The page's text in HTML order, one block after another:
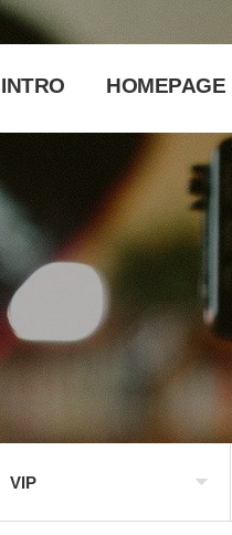
INTRO HOMEPAGE
VIP